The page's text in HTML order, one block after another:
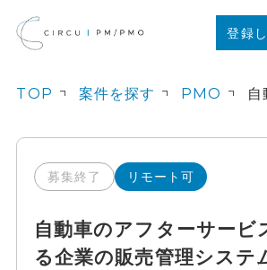
登録
ご利用の流れ
お役立ちコンテンツ
TOP 案件を探す PMO
募集終了 リモート可
自動車のアフターサービ
る企業の販売管理システ